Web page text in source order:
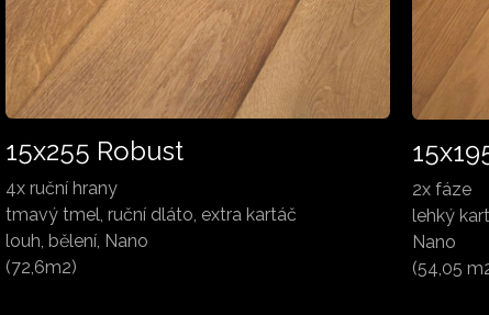
2x fáze
lehký
Nano
(54,05
15x255 Robust
4x ruční hrany
tmavý tmel, ruční dláto, extra kartáč
louh, bělení, Nano
(72,6m2)